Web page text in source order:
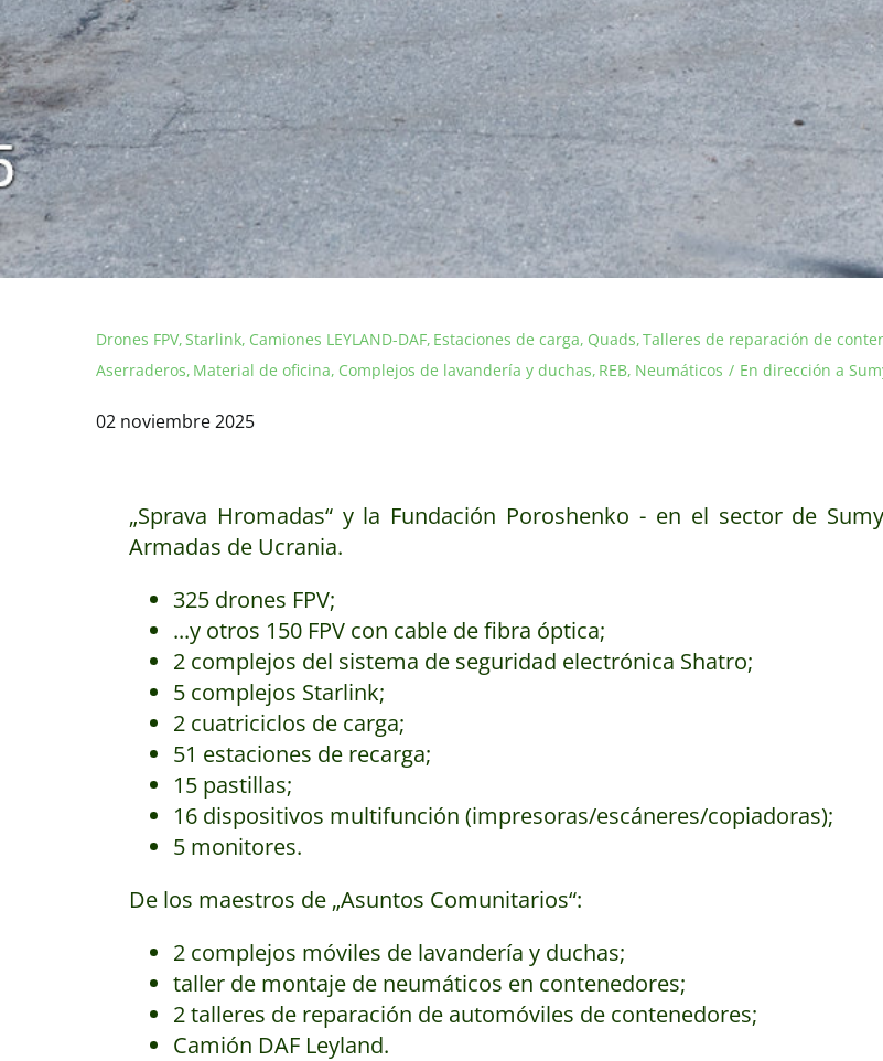
Drones FPV Starlink Camiones LEYLAND-DAF Estaciones de carga Quads Talleres de reparación de
Aserraderos Material de oficina Complejos de lavandería y duchas REB Neumáticos En dirección a
02 noviembre 2025
„Sprava Hromadas“ y la Fundación Poroshenko - en el sector de
Armadas de Ucrania.
325 drones FPV;
...y otros 150 FPV con cable de fibra óptica;
2 complejos del sistema de seguridad electrónica Shatro;
5 complejos Starlink;
2 cuatriciclos de carga;
51 estaciones de recarga;
15 pastillas;
16 dispositivos multifunción (impresoras/escáneres/copiadoras);
5 monitores.
De los maestros de „Asuntos Comunitarios“:
2 complejos móviles de lavandería y duchas;
taller de montaje de neumáticos en contenedores;
2 talleres de reparación de automóviles de contenedores;
Camión DAF Leyland.